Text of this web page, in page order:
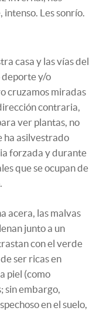
Les sonrío.
casa y las vías del
deporte y/o
cruzamos miradas
contraria,
ver plantas, no
ha asilvestrado
forzada y durante
que se ocupan de
acera, las malvas
junto a un
con el verde
ser ricas en
piel (como
sin embargo,
en el suelo,